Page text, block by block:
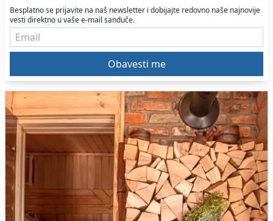
Besplatno se prijavite na naš newsletter i dobijajte redovno naše najnovije
vesti direktno u vaše e-mail sanduče.